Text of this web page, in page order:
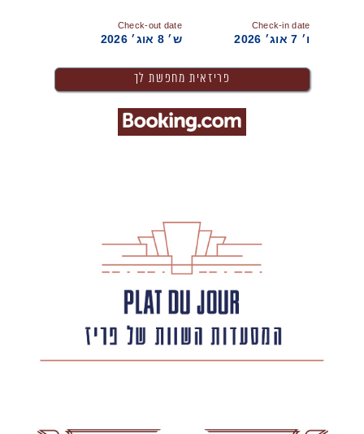
Check-in date
ו׳ 7 אוג׳ 2026
Check-out date
ש׳ 8 אוג׳ 2026